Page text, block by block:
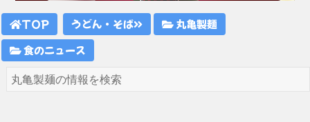
TOP うどん・そば
丸亀製麺
食のニュース